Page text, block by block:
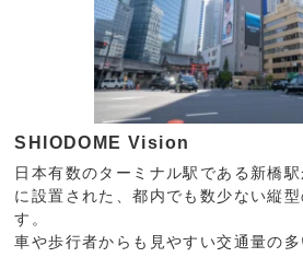
SHIODOME Vision
日本有数のターミナル駅である新橋
に設置された、都内でも数少ない縦
す。
車や歩行者からも見やすい交通量の多